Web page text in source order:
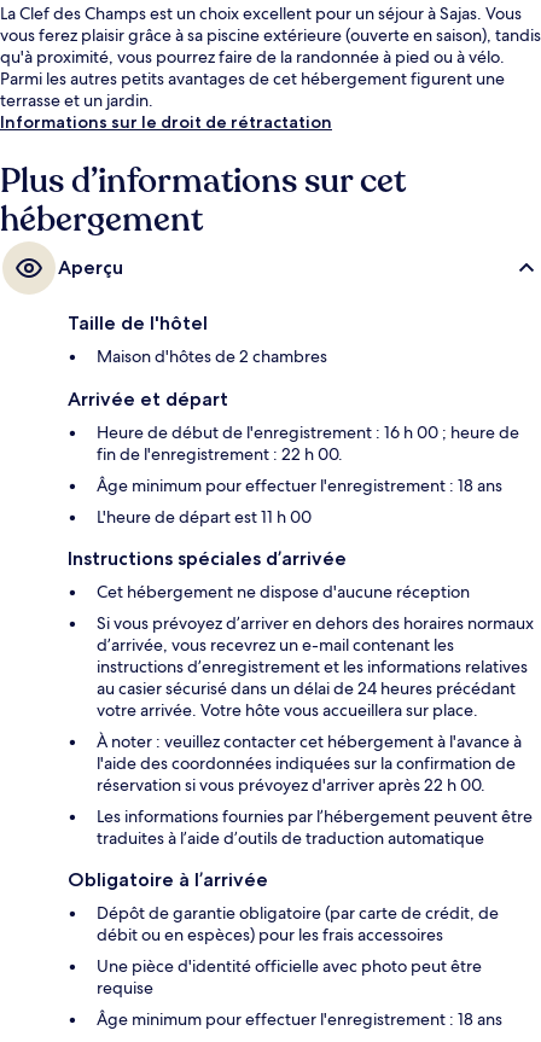
La Clef des Champs est un choix excellent pour un séjour à Sajas. Vous
vous ferez plaisir grâce à sa piscine extérieure (ouverte en saison), tandis
qu'à proximité, vous pourrez faire de la randonnée à pied ou à vélo.
Parmi les autres petits avantages de cet hébergement figurent une
terrasse et un jardin.
Informations sur le droit de rétractation
Plus d’informations sur cet
hébergement
Aperçu
Taille de l'hôtel
Maison d'hôtes de 2 chambres
Arrivée et départ
Heure de début de l'enregistrement : 16 h 00 ; heure de
fin de l'enregistrement : 22 h 00.
Âge minimum pour effectuer l'enregistrement : 18 ans
L'heure de départ est 11 h 00
Instructions spéciales d’arrivée
Cet hébergement ne dispose d'aucune réception
Si vous prévoyez d’arriver en dehors des horaires normaux
d’arrivée, vous recevrez un e-mail contenant les
instructions d’enregistrement et les informations relatives
au casier sécurisé dans un délai de 24 heures précédant
votre arrivée. Votre hôte vous accueillera sur place.
À noter : veuillez contacter cet hébergement à l'avance à
l'aide des coordonnées indiquées sur la confirmation de
réservation si vous prévoyez d'arriver après 22 h 00.
Les informations fournies par l’hébergement peuvent être
traduites à l’aide d’outils de traduction automatique
Obligatoire à l’arrivée
Dépôt de garantie obligatoire (par carte de crédit, de
débit ou en espèces) pour les frais accessoires
Une pièce d'identité officielle avec photo peut être
requise
Âge minimum pour effectuer l'enregistrement : 18 ans